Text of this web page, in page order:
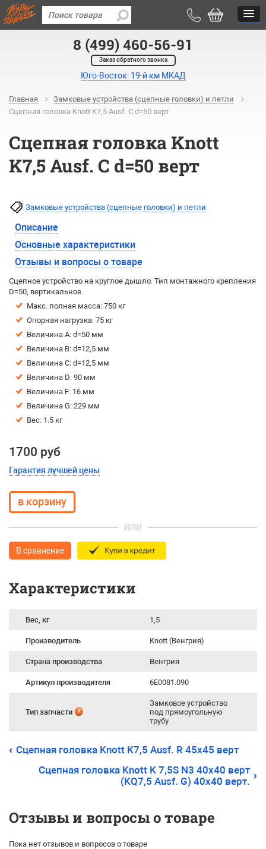
8 (499) 460-56-91
Заказ обратного звонка
Юго-Восток: 19-й км МКАД
Главная
Замковые устройства (сцепные головки) и петли
Сцепная головка Knott K7,5 Ausf. С d=50 верт
Сцепная головка Knott
K7,5 Ausf. С d=50 верт
Замковые устройства (сцепные головки) и петли
Описание
Основные характеристики
Отзывы и вопросы о товаре
Сцепное устройство на круглое дышло. Тип монтажного крепления
D=50, вертикальное.
Макс. полная масса: 750 кг
Опорная нагрузка: 75 кг
Величина А: d=50 мм
Величина В: d=12,5 мм
Величина С: d=12,5 мм
Величина D: 90 мм
Величина F: 16 мм
Величина G: 229 мм
Вес: 1.5 кг
1700 руб
Гарантия лучшей цены
ИЛИ
В сравнение
Характеристики
Вес, кг 1,5
Производитель Knott (Венгрия)
Страна производства Венгрия
Артикул производителя 6E0081.090
Тип запчасти
Замковое устройство
под прямоугольную
трубу
Сцепная головка Knott K7,5 Ausf. R 45х45 верт
Сцепная головка Knott K 7,5S N3 40х40 верт
(KQ7,5 Ausf. G) 40х40 верт.
Отзывы и вопросы о товаре
Пока нет отзывов и вопросов о товаре